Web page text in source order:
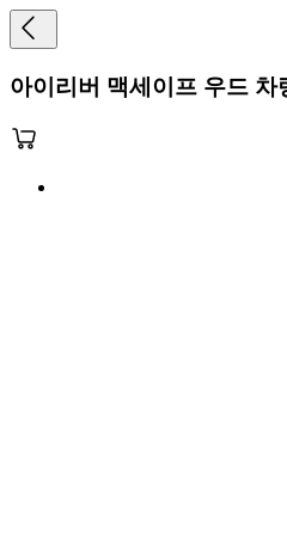
아이리버 맥세이프 우드